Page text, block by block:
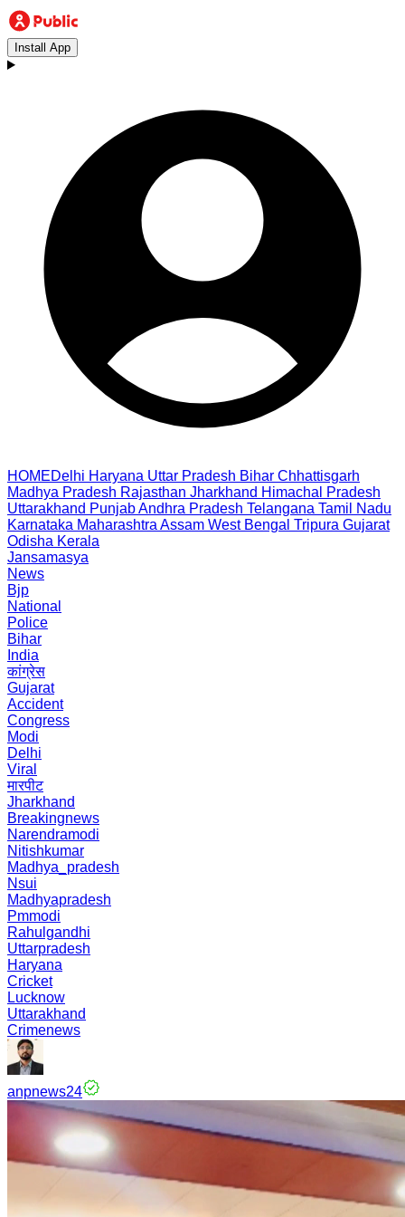
Install App
HOMEDelhi Haryana Uttar Pradesh Bihar Chhattisgarh
Madhya Pradesh Rajasthan Jharkhand Himachal Pradesh
Uttarakhand PunjabAndhra Pradesh Telangana Tamil Nadu
Karnataka Maharashtra Assam West Bengal Tripura Gujarat
Odisha Kerala
Jansamasya
News
Bjp
National
Police
Bihar
India
कांग्रेस
Gujarat
Accident
Congress
Modi
Delhi
Viral
मारपीट
Jharkhand
Breakingnews
Narendramodi
Nitishkumar
Madhya_pradesh
Nsui
Madhyapradesh
Pmmodi
Rahulgandhi
Uttarpradesh
Haryana
Cricket
Lucknow
Uttarakhand
Crimenews
anpnews24